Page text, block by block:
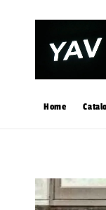
Home